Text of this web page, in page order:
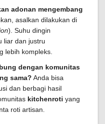
adonan mengembang
asalkan dilakukan di
). Suhu dingin
liar dan justru
lebih kompleks.
dengan komunitas
sama? Anda bisa
dan berbagi hasil
kitchenroti yang
roti artisan.